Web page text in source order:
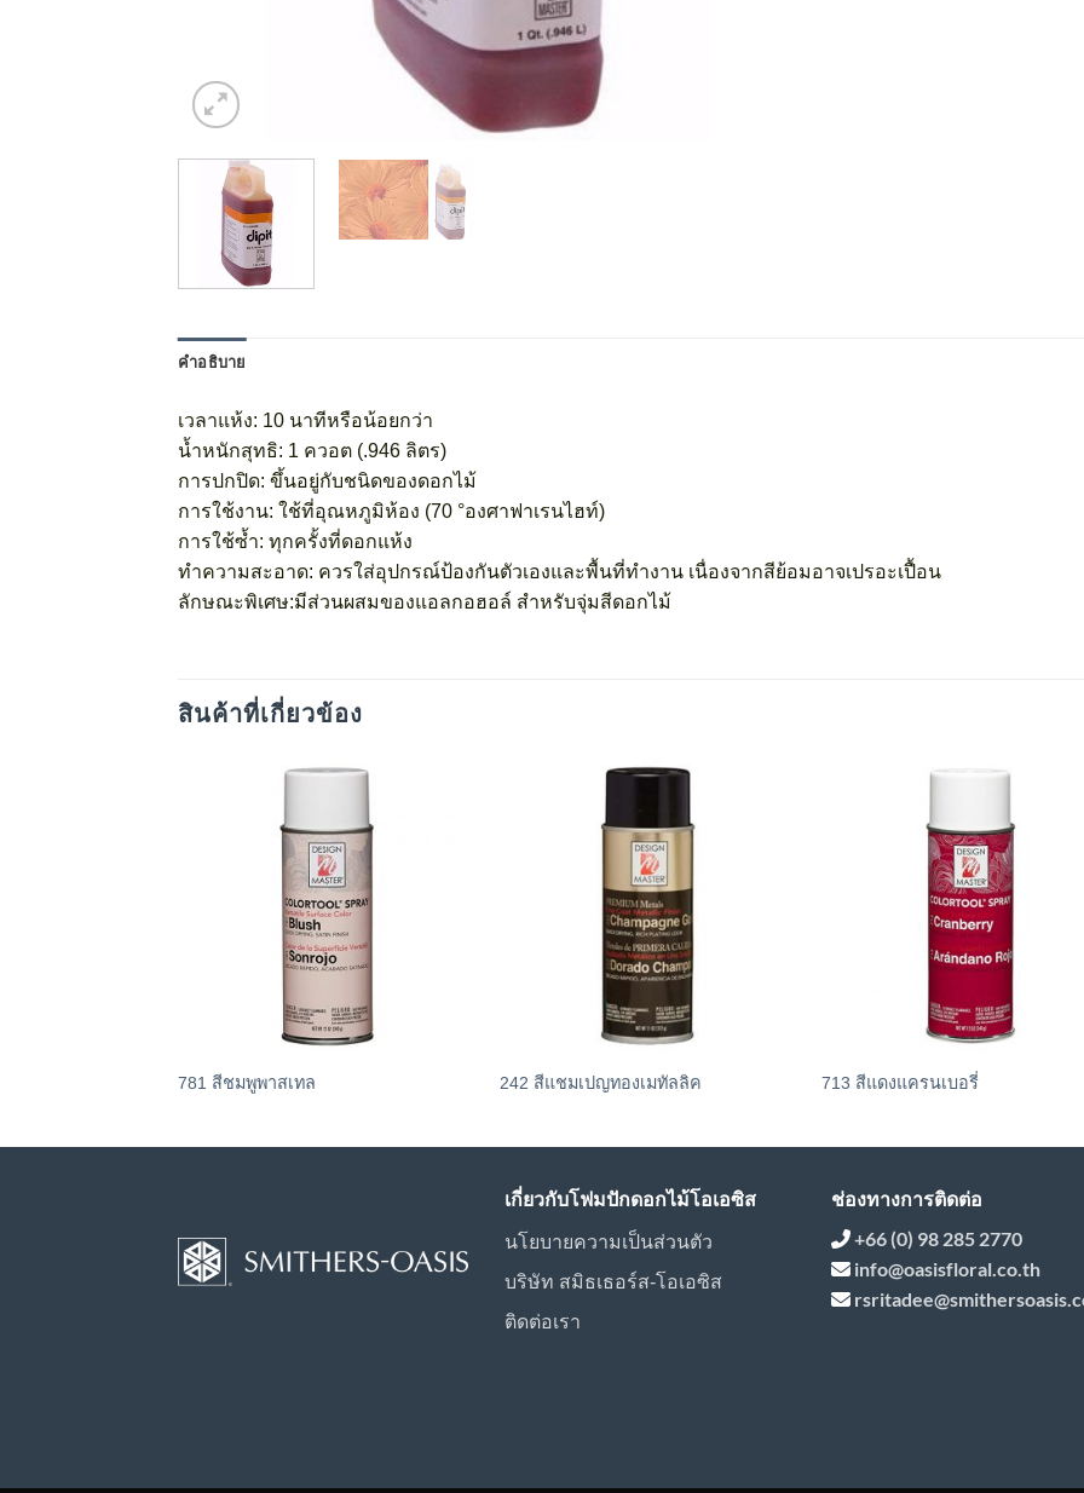
คำอธิบาย
เวลาแห้ง: 10 นาทีหรือน้อยกว่า
น้ำหนักสุทธิ: 1 ควอต (.946 ลิตร)
การปกปิด: ขึ้นอยู่กับชนิดของดอกไม้
การใช้งาน: ใช้ที่อุณหภูมิห้อง (70 °องศาฟาเรนไฮท์)
การใช้ซ้ำ: ทุกครั้งที่ดอกแห้ง
ทำความสะอาด: ควรใส่อุปกรณ์ป้องกันตัวเองและพื้นที่ทำงาน เนื่องจากสีย้อมอาจเปรอะเปื้อน
ลักษณะพิเศษ:มีส่วนผสมของแอลกอฮอล์ สำหรับจุ่มสีดอกไม้
สินค้าที่เกี่ยวข้อง
781 สีชมพูพาสเทล 242 สีแชมเปญทองเมทัลลิค 713 สีแดงแครนเบอรี่
เกี่ยวกับโฟมปักดอกไม้โอเอซิส
นโยบายความเป็นส่วนตัว
บริษัท สมิธเธอร์ส-โอเอซิส
ติดต่อเรา
ช่องทางการติดต่อ
+66 (0) 98 285 2770
info@oasisfloral.co.th